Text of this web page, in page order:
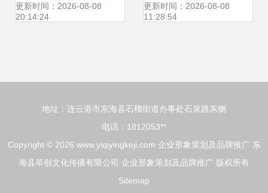
才训练与品牌推广
更新时间：2026-08-08
20:14:24
品牌营销的全攻略
更新时间：2026-08-08
11:28:54
地址：连云港市东海县石榴街道办事处石泉路东侧
电话：1812053**
Copyright © 2026 www.yiqiyingkeji.com 企业形象策划及品牌推广 东
海县草创文化传播有限公司 企业形象策划及品牌推广 版权所有
Sitemap